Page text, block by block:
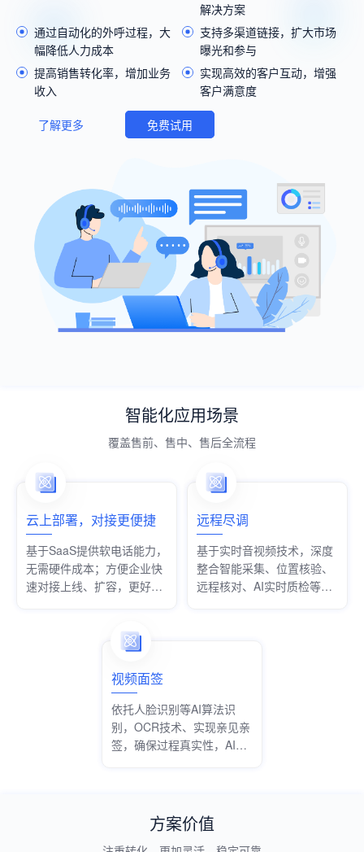
解决方案
通过自动化的外呼过程，大
幅降低人力成本
支持多渠道链接，扩大市场
曝光和参与
提高销售转化率，增加业务
收入
实现高效的客户互动，增强
客户满意度
了解更多 免费试用
智能化应用场景
覆盖售前、售中、售后全流程
云上部署，对接更便捷
基于SaaS提供软电话能力，
无需硬件成本；方便企业快
速对接上线、扩容，更好适
远程尽调
基于实时音视频技术，深度
整合智能采集、位置核验、
远程核对、AI实时质检等功
视频面签
依托人脸识别等AI算法识
别，OCR技术、实现亲见亲
签，确保过程真实性，AI实
方案价值